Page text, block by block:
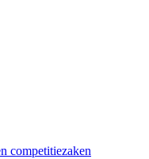
competitiezaken